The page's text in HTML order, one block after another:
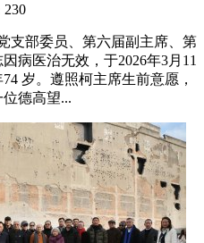
230
支部委员、第六届副主席、第
病医治无效，于2026年3月11
岁。遵照柯主席生前意愿，
德高望...